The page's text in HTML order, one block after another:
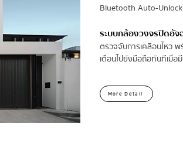
Bluetooth Auto-
ระบบกล้องวงจรปิดอัจ
ตรวจจับการเคลื่อนไหว พ
เตือนไปยังมือถือทันทีเมื่
More Detail